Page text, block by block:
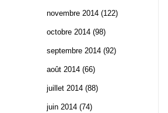
novembre 2014 (122)
octobre 2014 (98)
septembre 2014 (92)
août 2014 (66)
juillet 2014 (88)
juin 2014 (74)